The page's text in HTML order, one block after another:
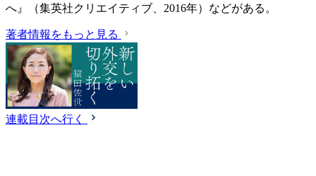
へ』（集英社クリエイティブ、2016年）などがある。
著者情報をもっと見る
連載目次へ行く